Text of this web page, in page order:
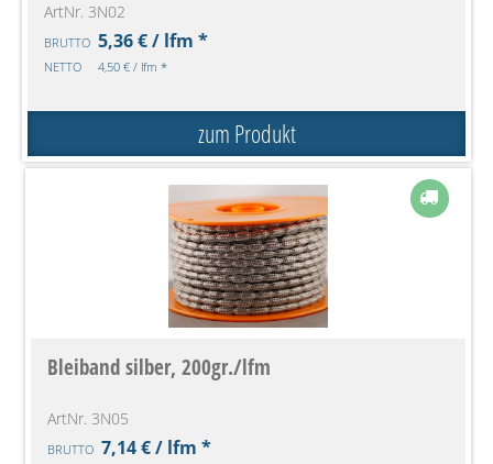
ArtNr. 3N02
BRUTTO 5,36 € / lfm *
NETTO 4,50 € / lfm *
zum Produkt
Bleiband silber, 200gr./lfm
ArtNr. 3N05
BRUTTO 7,14 € / lfm *